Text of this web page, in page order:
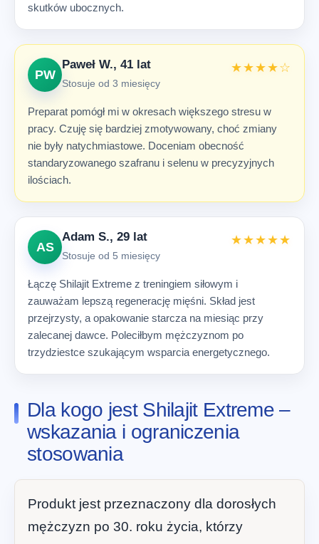
skutków ubocznych.
PW
Paweł W., 41 lat
Stosuje od 3 miesięcy
★★★★☆
Preparat pomógł mi w okresach większego stresu w
pracy. Czuję się bardziej zmotywowany, choć zmiany
nie były natychmiastowe. Doceniam obecność
standaryzowanego szafranu i selenu w precyzyjnych
ilościach.
AS
Adam S., 29 lat
Stosuje od 5 miesięcy
★★★★★
Łączę Shilajit Extreme z treningiem siłowym i
zauważam lepszą regenerację mięśni. Skład jest
przejrzysty, a opakowanie starcza na miesiąc przy
zalecanej dawce. Poleciłbym mężczyznom po
trzydziestce szukającym wsparcia energetycznego.
Dla kogo jest Shilajit Extreme –
wskazania i ograniczenia
stosowania
Produkt jest przeznaczony dla dorosłych
mężczyzn po 30. roku życia, którzy